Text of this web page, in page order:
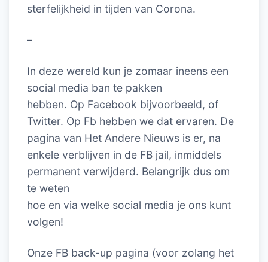
sterfelijkheid in tijden van Corona.
–
In deze wereld kun je zomaar ineens een
social media ban te pakken
hebben. Op Facebook bijvoorbeeld, of
Twitter. Op Fb hebben we dat ervaren. De
pagina van Het Andere Nieuws is er, na
enkele verblijven in de FB jail, inmiddels
permanent verwijderd. Belangrijk dus om
te weten
hoe en via welke social media je ons kunt
volgen!
Onze FB back-up pagina (voor zolang het